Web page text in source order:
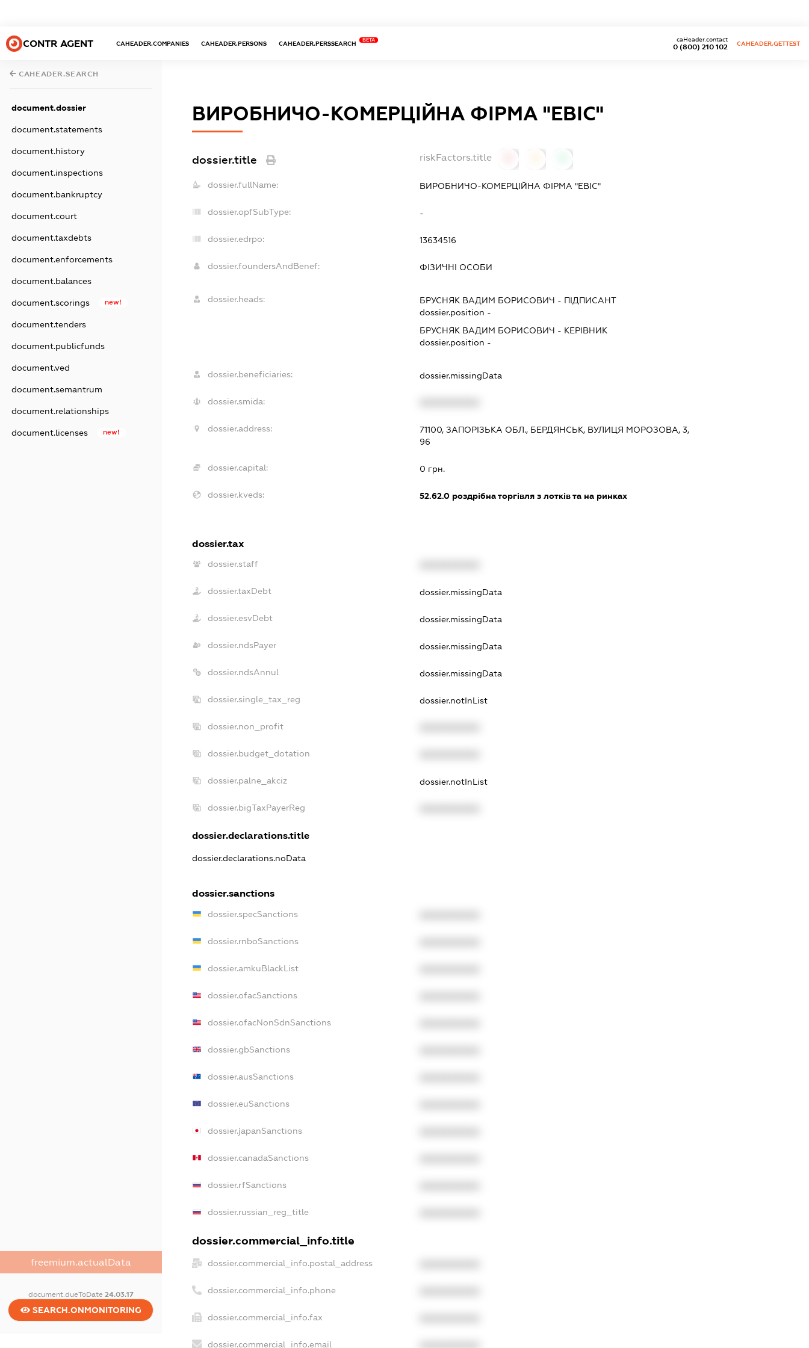
CONTR AGENT CAHEADER.COMPANIES CAHEADER.PERSONS CAHEADER.PERSSEARCH
BETA
0 (800) 210 102
caHeader.contact
CAHEADER.GETTEST
CAHEADER.SEARCH
document.dossier
document.statements
document.history
document.inspections
document.bankruptcy
document.court
document.taxdebts
document.enforcements
document.balances
document.scorings new!
document.tenders
document.publicfunds
document.ved
document.semantrum
document.relationships
document.licenses new!
freemium.actualData
document.dueToDate 24.03.17
SEARCH.ONMONITORING
ВИРОБНИЧО-КОМЕРЦІЙНА ФІРМА "ЕВІС"
dossier.title riskFactors.title
dossier.fullName: ВИРОБНИЧО-КОМЕРЦІЙНА ФІРМА "ЕВІС"
dossier.opfSubType: -
dossier.edrpo: 13634516
dossier.foundersAndBenef: ФІЗИЧНІ ОСОБИ
dossier.heads: БРУСНЯК ВАДИМ БОРИСОВИЧ - ПІДПИСАНТ
dossier.position -
БРУСНЯК ВАДИМ БОРИСОВИЧ - КЕРІВНИК
dossier.position -
dossier.beneficiaries: dossier.missingData
dossier.smida:
dossier.address:
71100, ЗАПОРІЗЬКА ОБЛ., БЕРДЯНСЬК, ВУЛИЦЯ МОРОЗОВА, 3,
96
dossier.capital: 0 грн.
dossier.kveds: 52.62.0 роздрібна торгівля з лотків та на ринках
dossier.tax
dossier.staff
dossier.taxDebt dossier.missingData
dossier.esvDebt dossier.missingData
dossier.ndsPayer dossier.missingData
dossier.ndsAnnul dossier.missingData
dossier.single_tax_reg dossier.notInList
dossier.non_profit
dossier.budget_dotation
dossier.palne_akciz dossier.notInList
dossier.bigTaxPayerReg
dossier.declarations.title
dossier.declarations.noData
dossier.sanctions
dossier.specSanctions
dossier.rnboSanctions
dossier.amkuBlackList
dossier.ofacSanctions
dossier.ofacNonSdnSanctions
dossier.gbSanctions
dossier.ausSanctions
dossier.euSanctions
dossier.japanSanctions
dossier.canadaSanctions
dossier.rfSanctions
dossier.russian_reg_title
dossier.commercial_info.title
dossier.commercial_info.postal_address
dossier.commercial_info.phone
dossier.commercial_info.fax
dossier.commercial_info.email